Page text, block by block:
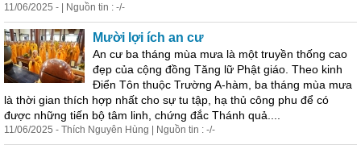
11/06/2025 - | Nguồn tin : -/-
Mười lợi ích an cư
An cư ba tháng mùa mưa là một truyền thống cao
đẹp của cộng đồng Tăng lữ Phật giáo. Theo kinh
Điển Tôn thuộc Trường A-hàm, ba tháng mùa mưa
là thời gian thích hợp nhất cho sự tu tập, hạ thủ công phu để có
được những tiến bộ tâm linh, chứng đắc Thánh quả....
11/06/2025 - Thích Nguyên Hùng | Nguồn tin : -/-